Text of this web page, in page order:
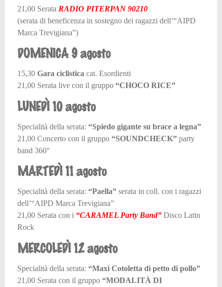
21,00 Serata RADIO PITERPAN 90210
(serata di beneficenza in sostegno dei ragazzi dell’“AIPD
Marca Trevigiana”)
DOMENICA 9 agosto
15,30 Gara ciclistica cat. Esordienti
21,00 Serata live con il gruppo “CHOCO RICE”
LUNEDÌ 10 agosto
Specialità della serata: “Spiedo gigante su brace a legna”
21,00 Concerto con il gruppo “SOUNDCHECK” party
band 360°
MARTEDÌ 11 agosto
Specialità della serata: “Paella” serata in coll. con i ragazzi
dell’“AIPD Marca Trevigiana”
21,00 Serata con i “CARAMEL Party Band” Disco Latin
Rock
MERCOLEDÌ 12 agosto
Specialità della serata: “Maxi Cotoletta di petto di pollo”
21,00 Serata con il gruppo “MODALITÀ DI